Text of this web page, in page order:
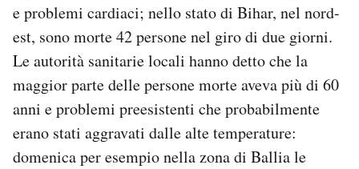
Area Personale
Newsletter
Hai bisogno di aiuto?
Esci
e problemi cardiaci; nello stato di Bihar, nel nord-
est, sono morte 42 persone nel giro di due giorni.
Le autorità sanitarie locali hanno detto che la
maggior parte delle persone morte aveva più di 60
anni e problemi preesistenti che probabilmente
erano stati aggravati dalle alte temperature:
domenica per esempio nella zona di Ballia le